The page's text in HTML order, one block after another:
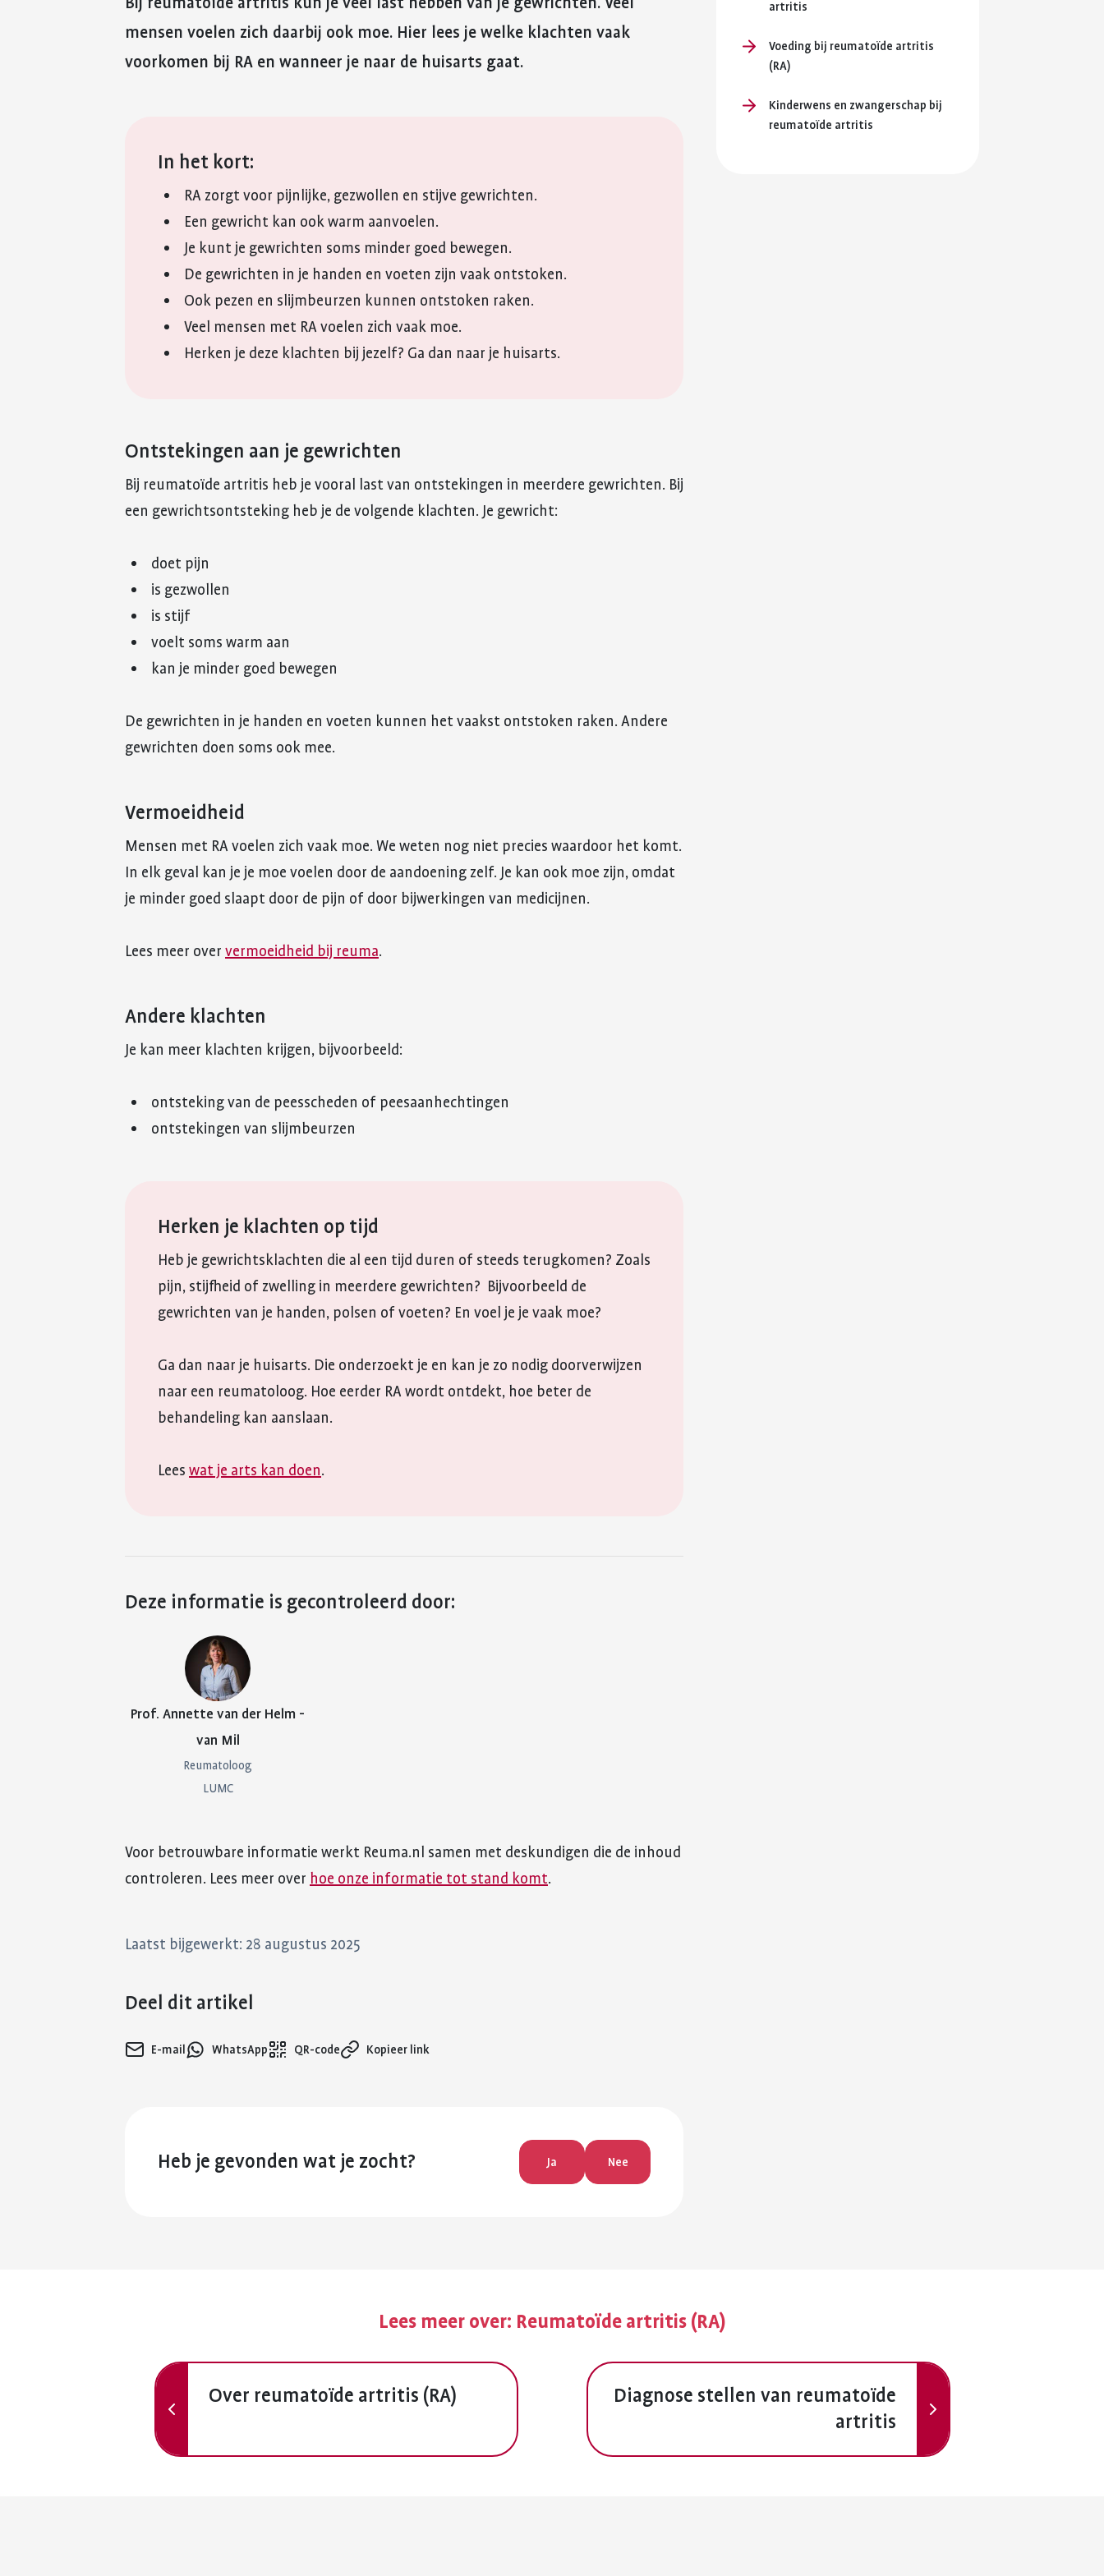
gaan.
Kinderwens en zwangerschap
Meer over voeding en
E-mail
WhatsApp
mensen voelen zich daarbij ook moe. Hier lees je welke klachten vaak
voorkomen bij RA en wanneer je naar de huisarts gaat.
In het kort:
RA zorgt voor pijnlijke, gezwollen en stijve gewrichten.
Een gewricht kan ook warm aanvoelen.
Je kunt je gewrichten soms minder goed bewegen.
De gewrichten in je handen en voeten zijn vaak ontstoken.
Ook pezen en slijmbeurzen kunnen ontstoken raken.
Veel mensen met RA voelen zich vaak moe.
Herken je deze klachten bij jezelf? Ga dan naar je huisarts.
Ontstekingen aan je gewrichten
Bij reumatoïde artritis heb je vooral last van ontstekingen in meerdere gewrichten. Bij
een gewrichtsontsteking heb je de volgende klachten. Je gewricht:
doet pijn
is gezwollen
is stijf
voelt soms warm aan
kan je minder goed bewegen
De gewrichten in je handen en voeten kunnen het vaakst ontstoken raken. Andere
gewrichten doen soms ook mee.
Vermoeidheid
Mensen met RA voelen zich vaak moe. We weten nog niet precies waardoor het komt.
In elk geval kan je je moe voelen door de aandoening zelf. Je kan ook moe zijn, omdat
je minder goed slaapt door de pijn of door bijwerkingen van medicijnen.
Lees meer over vermoeidheid bij reuma.
Andere klachten
Je kan meer klachten krijgen, bijvoorbeeld:
ontsteking van de peesscheden of peesaanhechtingen
ontstekingen van slijmbeurzen
Herken je klachten op tijd
Heb je gewrichtsklachten die al een tijd duren of steeds terugkomen? Zoals
pijn, stijfheid of zwelling in meerdere gewrichten? Bijvoorbeeld de
gewrichten van je handen, polsen of voeten? En voel je je vaak moe?
Ga dan naar je huisarts. Die onderzoekt je en kan je zo nodig doorverwijzen
naar een reumatoloog. Hoe eerder RA wordt ontdekt, hoe beter de
behandeling kan aanslaan.
Lees wat je arts kan doen.
Deze informatie is gecontroleerd door:
Prof. Annette van der Helm -
van Mil
Reumatoloog
LUMC
Voor betrouwbare informatie werkt Reuma.nl samen met deskundigen die de inhoud
controleren. Lees meer over hoe onze informatie tot stand komt.
Laatst bijgewerkt: 28 augustus 2025
Deel dit artikel
E-mail WhatsApp QR-code Kopieer link
Heb je gevonden wat je zocht? Ja Nee
artritis
Voeding bij reumatoïde artritis
(RA)
Kinderwens en zwangerschap bij
reumatoïde artritis
Lees meer over: Reumatoïde artritis (RA)
Vorige
Over reumatoïde artritis (RA)
Diagnose stellen van reumatoïde
artritis